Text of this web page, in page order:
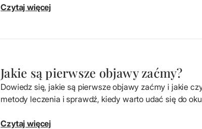
Czytaj więcej
Jakie są pierwsze objawy zaćmy?
Dowiedz się, jakie są pierwsze objawy zaćmy i jakie
metody leczenia i sprawdź, kiedy warto udać się do
Czytaj więcej